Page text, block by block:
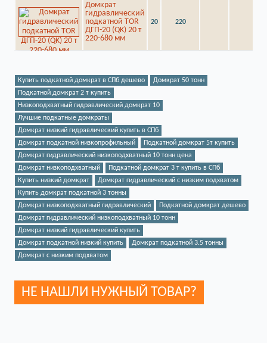
Домкрат
гидравлический
подкатной TOR
ДГП-20 (QK) 20 т
220-680 мм
20 220
Купить подкатной домкрат в СПб дешево
Домкрат 50 тонн
Подкатной домкрат 2 т купить
Низкоподхватный гидравлический домкрат 10
Лучшие подкатные домкраты
Домкрат низкий гидравлический купить в СПб
Домкрат подкатной низкопрофильный
Подкатной домкрат 5т купить
Домкрат гидравлический низкоподхватный 10 тонн цена
Домкрат низкоподхватный
Подкатной домкрат 3 т купить в СПб
Купить низкий домкрат
Домкрат гидравлический с низким подхватом
Купить домкрат подкатной 3 тонны
Домкрат низкоподхватный гидравлический
Подкатной домкрат дешево
Домкрат гидравлический низкоподхватный 10 тонн
Домкрат низкий гидравлический купить
Домкрат подкатной низкий купить
Домкрат подкатной 3.5 тонны
Домкрат с низким подхватом
НЕ НАШЛИ НУЖНЫЙ ТОВАР?